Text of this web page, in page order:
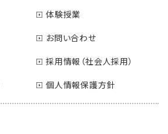
体験授業
お問い合わせ
採用情報（社会人採用）
個人情報保護方針